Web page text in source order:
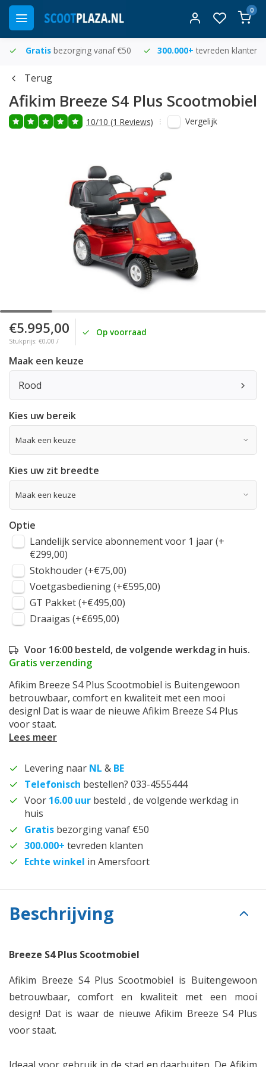
0
Gratis bezorging vanaf €50 300.000+ tevreden klanten
Terug
Afikim Breeze S4 Plus Scootmobiel
10/10 (1 Reviews) Vergelijk
€5.995,00
Stukprijs: €0,00 /
Op voorraad
Maak een keuze
Rood
Kies uw bereik
Kies uw zit breedte
Optie
Landelijk service abonnement voor 1 jaar (+
€299,00)
Stokhouder (+€75,00)
Voetgasbediening (+€595,00)
GT Pakket (+€495,00)
Draaigas (+€695,00)
Voor 16:00 besteld, de volgende werkdag in huis.
Gratis verzending
Afikim Breeze S4 Plus Scootmobiel is Buitengewoon
betrouwbaar, comfort en kwaliteit met een mooi
design! Dat is waar de nieuwe Afikim Breeze S4 Plus
voor staat.
Lees meer
Levering naar NL & BE
Telefonisch bestellen? 033-4555444
Voor 16.00 uur besteld , de volgende werkdag in
huis
Gratis bezorging vanaf €50
300.000+ tevreden klanten
Echte winkel in Amersfoort
Beschrijving
Breeze S4 Plus Scootmobiel
Afikim Breeze S4 Plus Scootmobiel is Buitengewoon
betrouwbaar, comfort en kwaliteit met een mooi
design! Dat is waar de nieuwe Afikim Breeze S4 Plus
voor staat.